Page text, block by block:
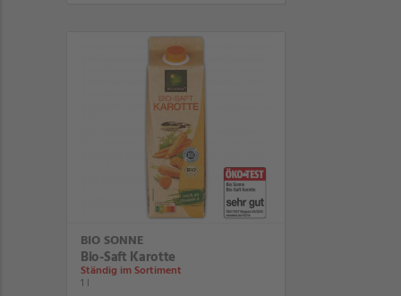
BIO SONNE
Bio-Saft Karotte
Ständig im Sortiment
1 l